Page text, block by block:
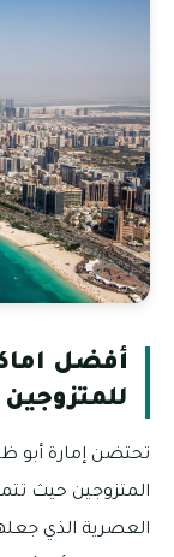
أفضل
للمتزوجين 2023
تحتضن إمارة أبو
المتزوجين حيث
العصرية الذي